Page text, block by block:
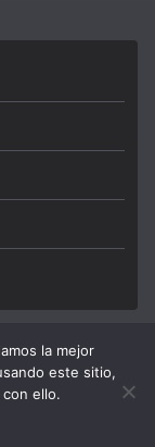
reserved.
by
la mejor
este sitio,
ello.